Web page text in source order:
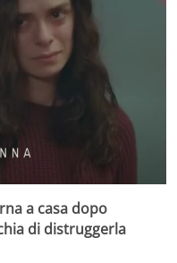
a casa dopo
di distruggerla